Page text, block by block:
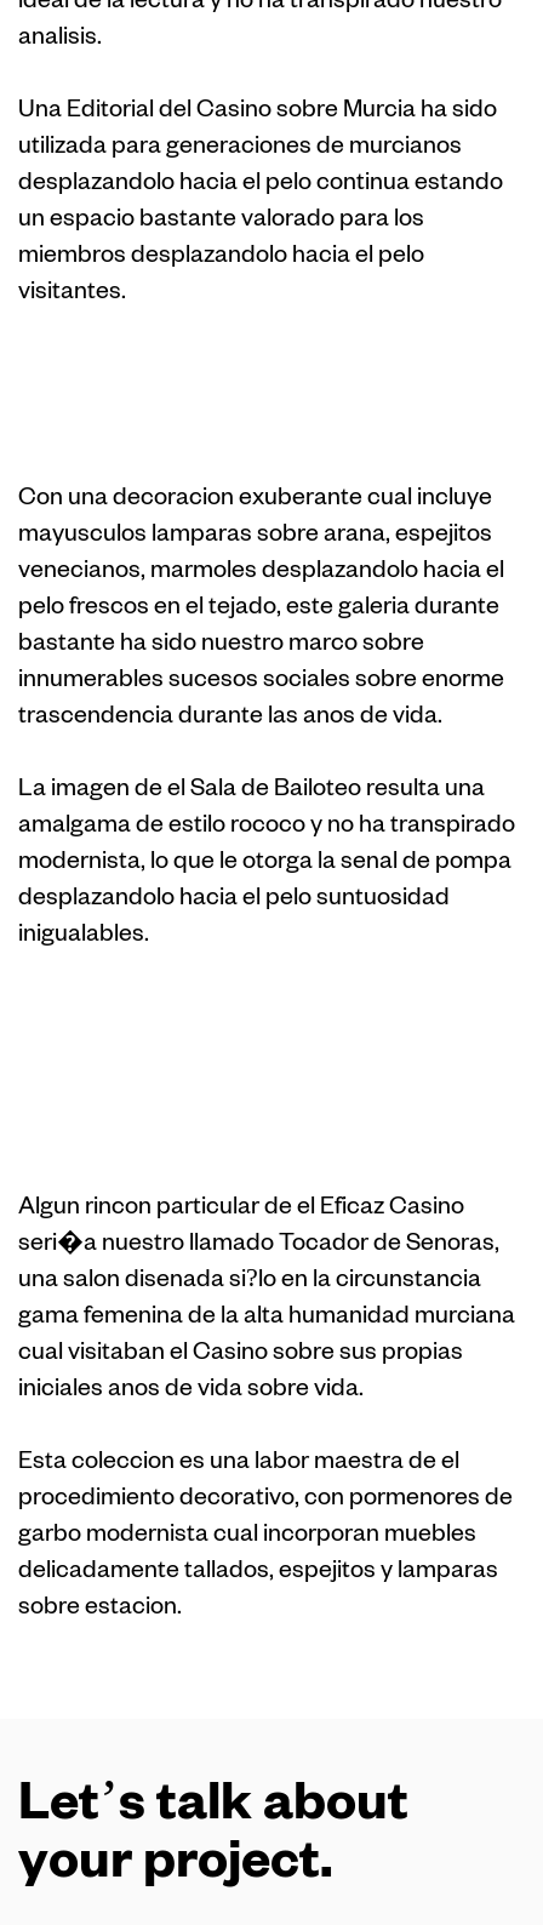
analisis.
Una Editorial del Casino sobre Murcia ha sido
utilizada para generaciones de murcianos
desplazandolo hacia el pelo continua estando
un espacio bastante valorado para los
miembros desplazandolo hacia el pelo
visitantes.
Con una decoracion exuberante cual incluye
mayusculos lamparas sobre arana, espejitos
venecianos, marmoles desplazandolo hacia el
pelo frescos en el tejado, este galeria durante
bastante ha sido nuestro marco sobre
innumerables sucesos sociales sobre enorme
trascendencia durante las anos de vida.
La imagen de el Sala de Bailoteo resulta una
amalgama de estilo rococo y no ha transpirado
modernista, lo que le otorga la senal de pompa
desplazandolo hacia el pelo suntuosidad
inigualables.
Algun rincon particular de el Eficaz Casino
seri�a nuestro llamado Tocador de Senoras,
una salon disenada si?lo en la circunstancia
gama femenina de la alta humanidad murciana
cual visitaban el Casino sobre sus propias
iniciales anos de vida sobre vida.
Esta coleccion es una labor maestra de el
procedimiento decorativo, con pormenores de
garbo modernista cual incorporan muebles
delicadamente tallados, espejitos y lamparas
sobre estacion.
Let’s talk about
your project.